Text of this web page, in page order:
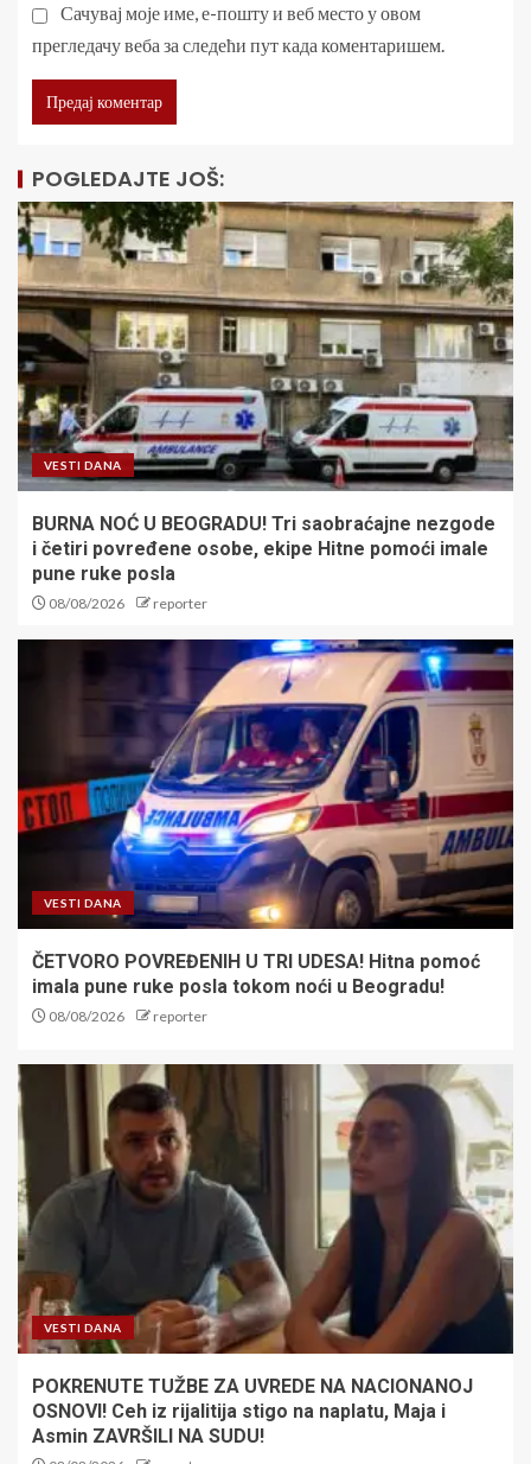
Сачувај моје име, е-пошту и веб место у овом
прегледачу веба за следећи пут када коментаришем.
POGLEDAJTE JOŠ:
VESTI DANA
BURNA NOĆ U BEOGRADU! Tri saobraćajne nezgode
i četiri povređene osobe, ekipe Hitne pomoći imale
pune ruke posla
08/08/2026 reporter
VESTI DANA
ČETVORO POVREĐENIH U TRI UDESA! Hitna pomoć
imala pune ruke posla tokom noći u Beogradu!
08/08/2026 reporter
VESTI DANA
POKRENUTE TUŽBE ZA UVREDE NA NACIONANOJ
OSNOVI! Ceh iz rijalitija stigo na naplatu, Maja i
Asmin ZAVRŠILI NA SUDU!